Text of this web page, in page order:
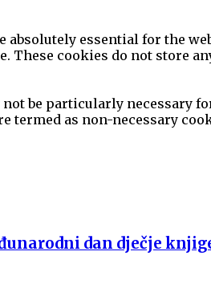
absolutely essential for the
These cookies do not store
be particularly necessary
termed as non-necessary
dan dječje